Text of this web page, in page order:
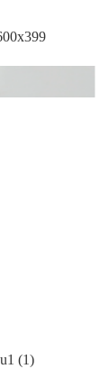
(1)